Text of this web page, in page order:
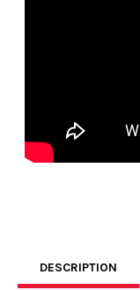
DESCRIPTION